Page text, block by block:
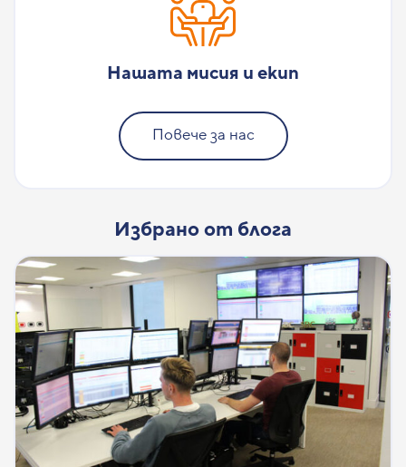
Нашата мисия и екип
Повече за нас
Избрано от блога